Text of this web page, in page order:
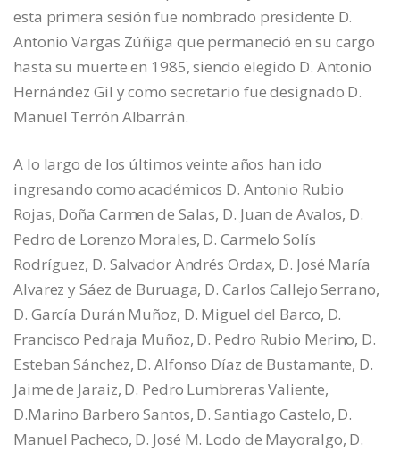
esta primera sesión fue nombrado presidente D.
Antonio Vargas Zúñiga que permaneció en su cargo
hasta su muerte en 1985, siendo elegido D. Antonio
Hernández Gil y como secretario fue designado D.
Manuel Terrón Albarrán.
A lo largo de los últimos veinte años han ido
ingresando como académicos D. Antonio Rubio
Rojas, Doña Carmen de Salas, D. Juan de Avalos, D.
Pedro de Lorenzo Morales, D. Carmelo Solís
Rodríguez, D. Salvador Andrés Ordax, D. José María
Alvarez y Sáez de Buruaga, D. Carlos Callejo Serrano,
D. García Durán Muñoz, D. Miguel del Barco, D.
Francisco Pedraja Muñoz, D. Pedro Rubio Merino, D.
Esteban Sánchez, D. Alfonso Díaz de Bustamante, D.
Jaime de Jaraiz, D. Pedro Lumbreras Valiente,
D.Marino Barbero Santos, D. Santiago Castelo, D.
Manuel Pacheco, D. José M. Lodo de Mayoralgo, D.